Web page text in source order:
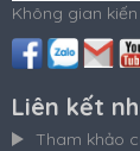
Không gian
Liên kết
Tham khảo